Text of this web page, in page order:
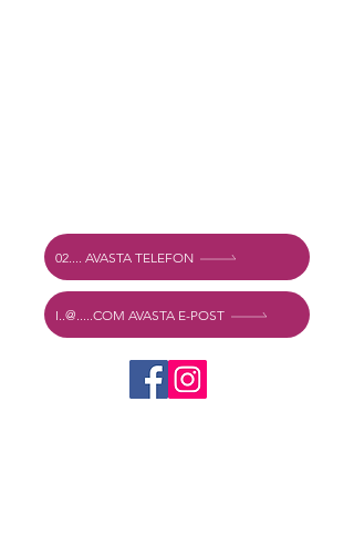
02.... AVASTA TELEFON
I..@.....COM AVASTA E-POST